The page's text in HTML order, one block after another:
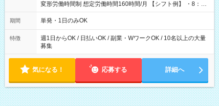
変形労働時間制 想定労働時間160時間/月 【シフト例】 ・8：00
～21：00
期間 単発・1日のみOK
特徴
週1日からOK / 日払いOK / 副業・WワークOK / 10名以上の大量
募集
気になる！ 応募する 詳細へ